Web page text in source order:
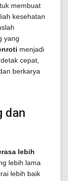
membuat
kesehatan
yang
menjadi
cepat,
berkarya
dan
lebih
lebih lama
lebih baik